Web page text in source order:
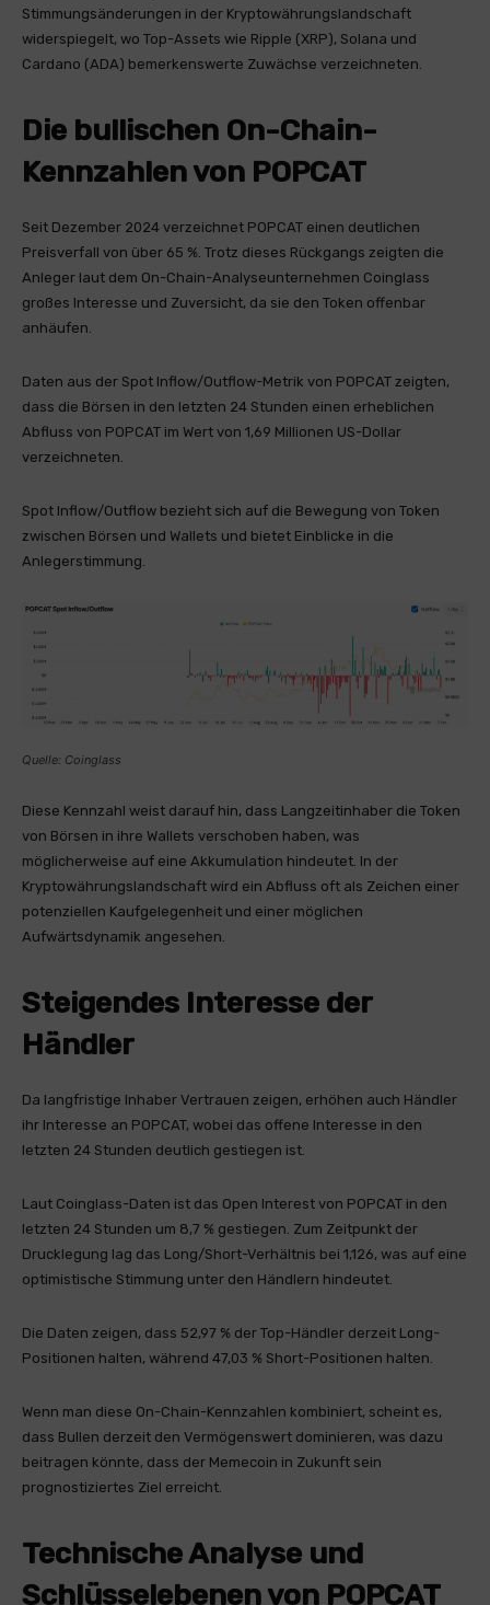
Stimmungsänderungen in der Kryptowährungslandschaft
widerspiegelt, wo Top-Assets wie Ripple (XRP), Solana und
Cardano (ADA) bemerkenswerte Zuwächse verzeichneten.
Die bullischen On-Chain-
Kennzahlen von POPCAT
Seit Dezember 2024 verzeichnet POPCAT einen deutlichen
Preisverfall von über 65 %. Trotz dieses Rückgangs zeigten die
Anleger laut dem On-Chain-Analyseunternehmen Coinglass
großes Interesse und Zuversicht, da sie den Token offenbar
anhäufen.
Daten aus der Spot Inflow/Outflow-Metrik von POPCAT zeigten,
dass die Börsen in den letzten 24 Stunden einen erheblichen
Abfluss von POPCAT im Wert von 1,69 Millionen US-Dollar
verzeichneten.
Spot Inflow/Outflow bezieht sich auf die Bewegung von Token
zwischen Börsen und Wallets und bietet Einblicke in die
Anlegerstimmung.
Quelle: Coinglass
Diese Kennzahl weist darauf hin, dass Langzeitinhaber die Token
von Börsen in ihre Wallets verschoben haben, was
möglicherweise auf eine Akkumulation hindeutet. In der
Kryptowährungslandschaft wird ein Abfluss oft als Zeichen einer
potenziellen Kaufgelegenheit und einer möglichen
Aufwärtsdynamik angesehen.
Steigendes Interesse der
Händler
Da langfristige Inhaber Vertrauen zeigen, erhöhen auch Händler
ihr Interesse an POPCAT, wobei das offene Interesse in den
letzten 24 Stunden deutlich gestiegen ist.
Laut Coinglass-Daten ist das Open Interest von POPCAT in den
letzten 24 Stunden um 8,7 % gestiegen. Zum Zeitpunkt der
Drucklegung lag das Long/Short-Verhältnis bei 1,126, was auf eine
optimistische Stimmung unter den Händlern hindeutet.
Die Daten zeigen, dass 52,97 % der Top-Händler derzeit Long-
Positionen halten, während 47,03 % Short-Positionen halten.
Wenn man diese On-Chain-Kennzahlen kombiniert, scheint es,
dass Bullen derzeit den Vermögenswert dominieren, was dazu
beitragen könnte, dass der Memecoin in Zukunft sein
prognostiziertes Ziel erreicht.
Technische Analyse und
Schlüsselebenen von POPCAT